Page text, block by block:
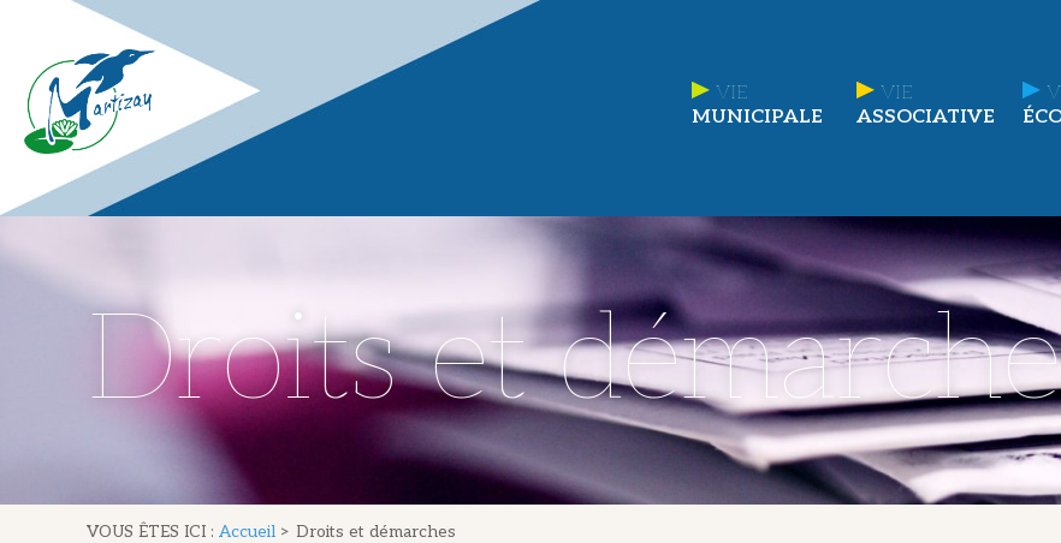
VIE
MUNICIPALE
VIE
ASSOCIATIVE
Droits et
VOUS ÊTES ICI : Accueil > Droits et démarches